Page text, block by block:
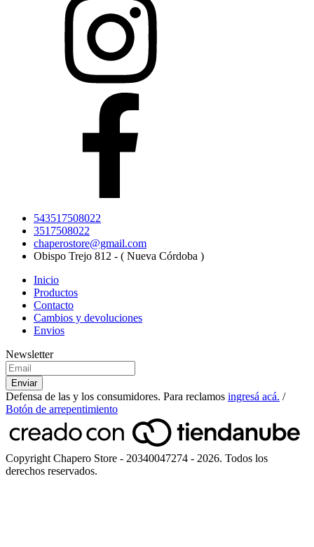
543517508022
3517508022
chaperostore@gmail.com
Obispo Trejo 812 - ( Nueva Córdoba )
Inicio
Productos
Contacto
Cambios y devoluciones
Envios
Newsletter
Defensa de las y los consumidores. Para reclamos ingresá acá. /
Botón de arrepentimiento
Copyright Chapero Store - 20340047274 - 2026. Todos los
derechos reservados.